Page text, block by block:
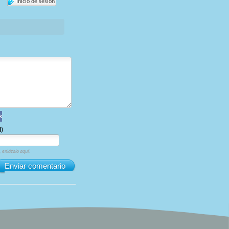
Inicio de sesión
enlázalo aquí.
Enviar comentario